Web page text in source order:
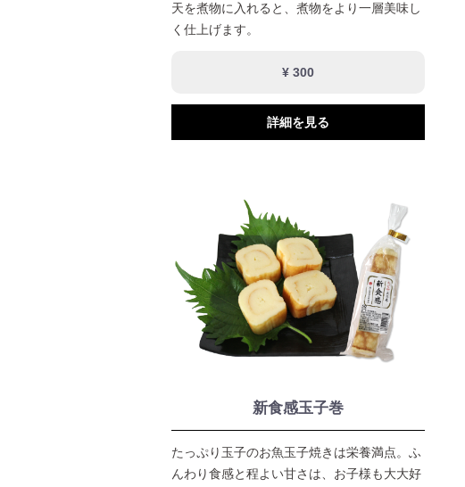
天を煮物に入れると、煮物をより一層美味し
く仕上げます。
¥ 300
詳細を見る
新食感玉子巻
たっぷり玉子のお魚玉子焼きは栄養満点。ふ
んわり食感と程よい甘さは、お子様も大大好